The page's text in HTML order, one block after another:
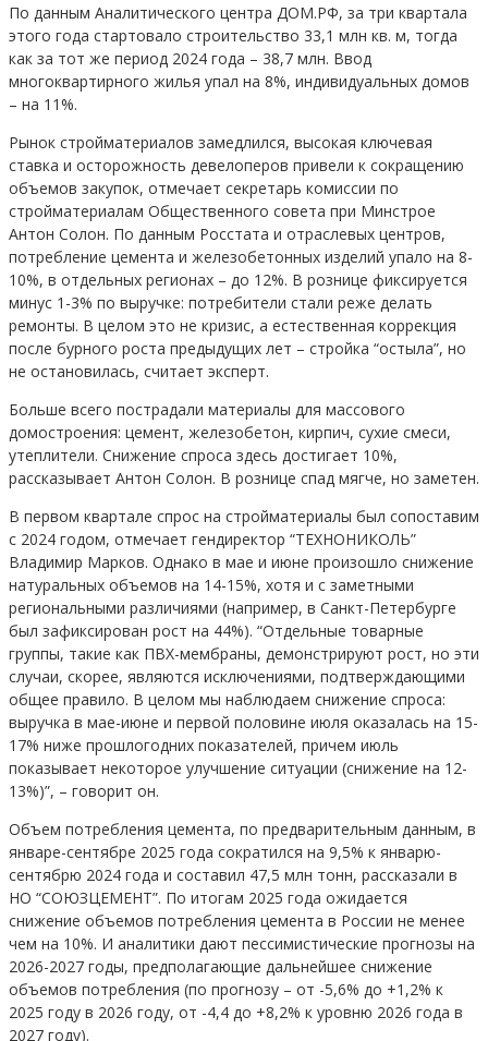
По данным Аналитического центра ДОМ.РФ, за три квартала
этого года стартовало строительство 33,1 млн кв. м, тогда
как за тот же период 2024 года – 38,7 млн. Ввод
многоквартирного жилья упал на 8%, индивидуальных домов
– на 11%.
Рынок стройматериалов замедлился, высокая ключевая
ставка и осторожность девелоперов привели к сокращению
объемов закупок, отмечает секретарь комиссии по
стройматериалам Общественного совета при Минстрое
Антон Солон. По данным Росстата и отраслевых центров,
потребление цемента и железобетонных изделий упало на 8-
10%, в отдельных регионах – до 12%. В рознице фиксируется
минус 1-3% по выручке: потребители стали реже делать
ремонты. В целом это не кризис, а естественная коррекция
после бурного роста предыдущих лет – стройка “остыла”, но
не остановилась, считает эксперт.
Больше всего пострадали материалы для массового
домостроения: цемент, железобетон, кирпич, сухие смеси,
утеплители. Снижение спроса здесь достигает 10%,
рассказывает Антон Солон. В рознице спад мягче, но заметен.
В первом квартале спрос на стройматериалы был сопоставим
с 2024 годом, отмечает гендиректор “ТЕХНОНИКОЛЬ”
Владимир Марков. Однако в мае и июне произошло снижение
натуральных объемов на 14-15%, хотя и с заметными
региональными различиями (например, в Санкт-Петербурге
был зафиксирован рост на 44%). “Отдельные товарные
группы, такие как ПВХ-мембраны, демонстрируют рост, но эти
случаи, скорее, являются исключениями, подтверждающими
общее правило. В целом мы наблюдаем снижение спроса:
выручка в мае-июне и первой половине июля оказалась на 15-
17% ниже прошлогодних показателей, причем июль
показывает некоторое улучшение ситуации (снижение на 12-
13%)”, – говорит он.
Объем потребления цемента, по предварительным данным, в
январе-сентябре 2025 года сократился на 9,5% к январю-
сентябрю 2024 года и составил 47,5 млн тонн, рассказали в
НО “СОЮЗЦЕМЕНТ”. По итогам 2025 года ожидается
снижение объемов потребления цемента в России не менее
чем на 10%. И аналитики дают пессимистические прогнозы на
2026-2027 годы, предполагающие дальнейшее снижение
объемов потребления (по прогнозу – от -5,6% до +1,2% к
2025 году в 2026 году, от -4,4 до +8,2% к уровню 2026 года в
2027 году).